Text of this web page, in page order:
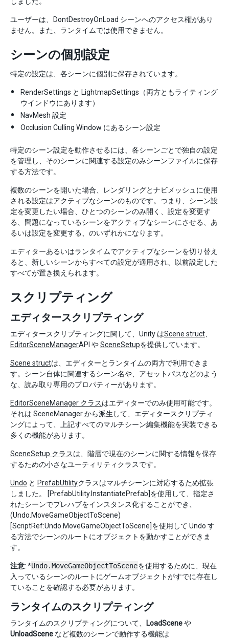
ユーザーは、DontDestroyOnLoad シーンへのアクセス権があり
ません。また、ランタイムでは使用できません。
シーンの個別設定
特定の設定は、各シーンに個別に保存されています。
RenderSettings と LightmapSettings（両方ともライティング
ウインドウにあります）
NavMesh 設定
Occlusion Culling Window にあるシーン設定
特定のシーン設定を動作させるには、各シーンごとで独自の設定
を管理し、そのシーンに関連する設定のみシーンファイルに保存
する方法です。
複数のシーンを開いた場合、レンダリングとナビメッシュに使用
される設定はアクティブなシーンのものです。つまり、シーン設
定を変更したい場合、ひとつのシーンのみ開く、設定を変更す
る、問題になっているシーンをアクティブなシーンにさせる、あ
るいは設定を変更する、のいずれかになります。
エディターあるいはランタイムでアクティブなシーンを切り替え
ると、新しいシーンからすべての設定が適用され、以前設定した
すべてが置き換えられます。
スクリプティング
エディタースクリプティング
エディタースクリプティングに関して、Unity はScene struct、
EditorSceneManagerAPI やSceneSetupを提供しています。
Scene structは、エディターとランタイムの両方で利用できま
す。シーン自体に関連するシーン名や、アセットパスなどのよう
な、読み取り専用のプロパティーがあります。
EditorSceneManager クラスはエディターでのみ使用可能です。
それは SceneManager から派生して、エディタースクリプティ
ングによって、上記すべてのマルチシーン編集機能を実装できる
多くの機能があります。
SceneSetup クラスは、階層で現在のシーンに関する情報を保存
するための小さなユーティリティクラスです。
Undo と PrefabUtilityクラスはマルチシーンに対応するため拡張
しました。 [PrefabUtility.InstantiatePrefab]を使用して、指定さ
れたシーンでプレハブをインスタンス化することができ、
(Undo.MoveGameObjectToScene)
[ScriptRef:Undo.MoveGameObjectToScene]を使用して Undo す
る方法でシーンのルートにオブジェクトを動かすことができま
す。
注意: *Undo.MoveGameObjectToSceneを使用するために、現在
入っているシーンのルートにゲームオブジェクトがすでに存在し
ていることを確認する必要があります。
ランタイムのスクリプティング
ランタイムのスクリプティングについて、 LoadSceneや
UnloadScene など複数のシーンで動作する機能は